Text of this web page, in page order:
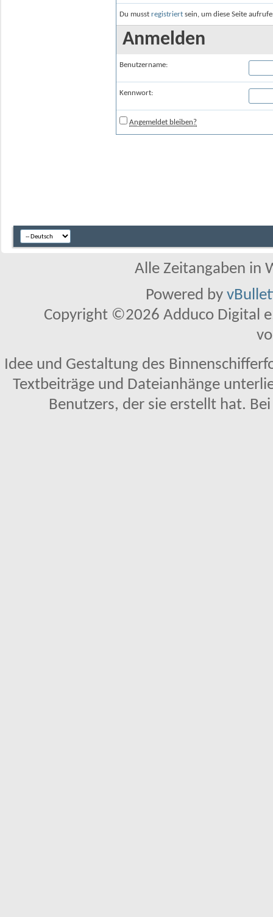
Du musst registriert sein, um diese Seite
Anmelden
Benutzername:
Kennwort:
Angemeldet bleiben?
Alle Zeitangaben in
Powered by
Copyright ©2026 Adduco Digital
Idee und Gestaltung des
Textbeiträge und Dateianhänge
Benutzers, der sie erstellt hat.